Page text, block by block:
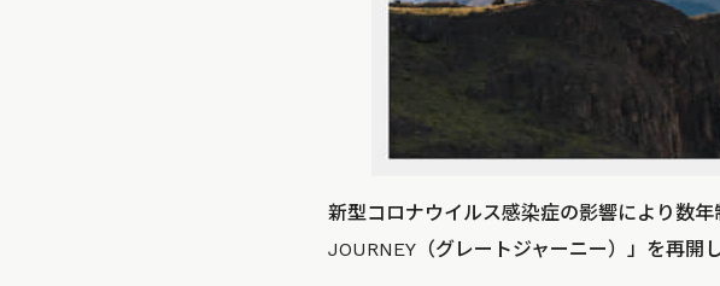
新型コロナウイルス感染症の影響により数
JOURNEY（グレートジャーニー）」を再開し